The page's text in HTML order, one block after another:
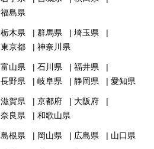
福島県
栃木県 群馬県
埼玉県
東京都 神奈川県
富山県 石川県
福井県
長野県 岐阜県 静岡県 愛知県
滋賀県 京都府
大阪府
奈良県 和歌山県
島根県 岡山県 広島県 山口県